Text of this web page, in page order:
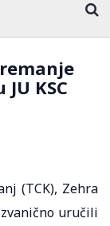
KSC
(TCK), Zehra
uručili